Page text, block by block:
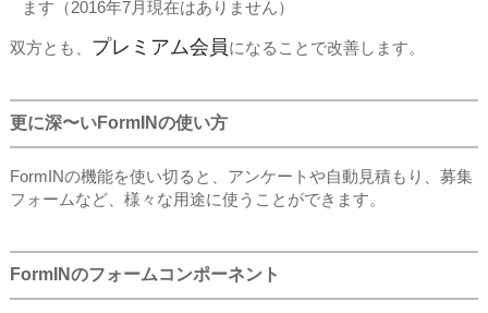
ます（2016年7月現在はありません）
双方とも、 プレミアム会員になることで改善します。
更に深〜いFormINの使い方
FormINの機能を使い切ると、アンケートや自動見積もり、募集
フォームなど、様々な用途に使うことができます。
FormINのフォームコンポーネント